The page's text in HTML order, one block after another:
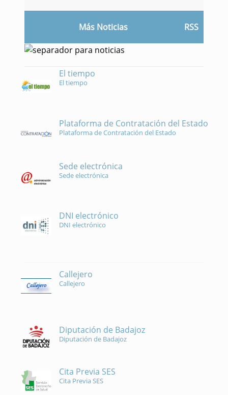
Más Noticias RSS
El tiempo
El tiempo
Plataforma de Contratación del Estado
Plataforma de Contratación del Estado
Sede electrónica
Sede electrónica
DNI electrónico
DNI electrónico
Callejero
Callejero
Diputación de Badajoz
Diputación de Badajoz
Cita Previa SES
Cita Previa SES